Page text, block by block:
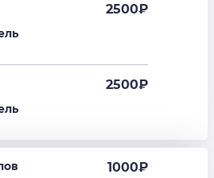
2500₽
2500₽
1000₽